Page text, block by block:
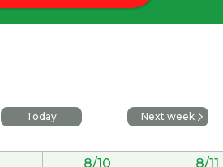
Today Next week
8/10 8/11